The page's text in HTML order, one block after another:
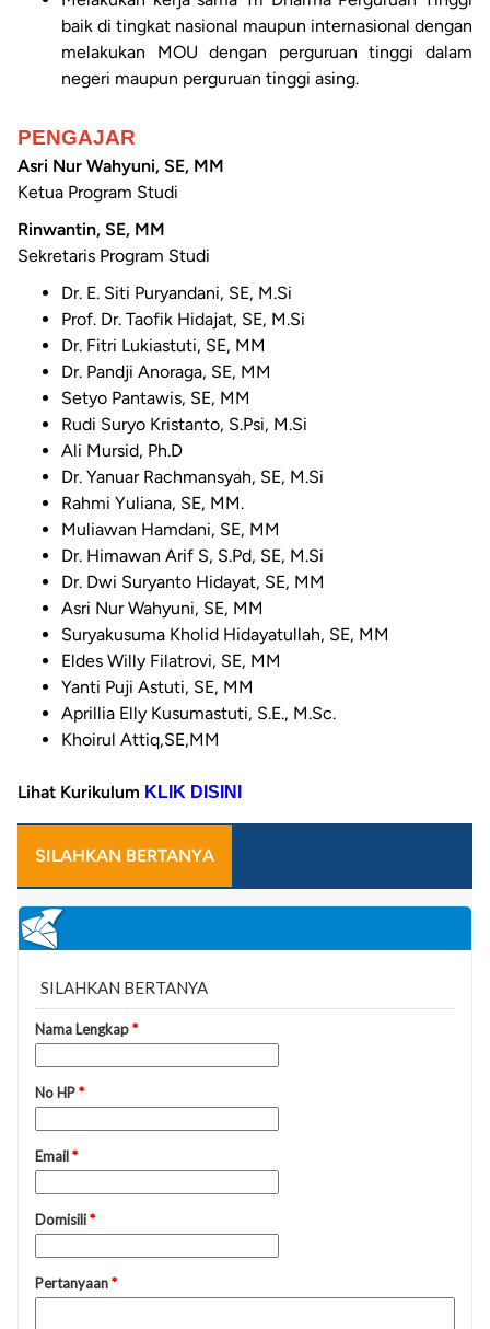
baik di tingkat nasional maupun internasional dengan
melakukan MOU dengan perguruan tinggi dalam
negeri maupun perguruan tinggi asing.
PENGAJAR
Asri Nur Wahyuni, SE, MM
Ketua Program Studi
Rinwantin, SE, MM
Sekretaris Program Studi
Dr. E. Siti Puryandani, SE, M.Si
Prof. Dr. Taofik Hidajat, SE, M.Si
Dr. Fitri Lukiastuti, SE, MM
Dr. Pandji Anoraga, SE, MM
Setyo Pantawis, SE, MM
Rudi Suryo Kristanto, S.Psi, M.Si
Ali Mursid, Ph.D
Dr. Yanuar Rachmansyah, SE, M.Si
Rahmi Yuliana, SE, MM.
Muliawan Hamdani, SE, MM
Dr. Himawan Arif S, S.Pd, SE, M.Si
Dr. Dwi Suryanto Hidayat, SE, MM
Asri Nur Wahyuni, SE, MM
Suryakusuma Kholid Hidayatullah, SE, MM
Eldes Willy Filatrovi, SE, MM
Yanti Puji Astuti, SE, MM
Aprillia Elly Kusumastuti, S.E., M.Sc.
Khoirul Attiq,SE,MM
Lihat Kurikulum KLIK DISINI
SILAHKAN BERTANYA